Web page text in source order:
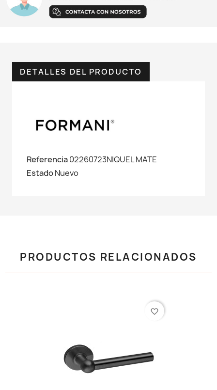
DETALLES DEL PRODUCTO
Referencia02260723NIQUEL MATE
EstadoNuevo
PRODUCTOS RELACIONADOS
favorite_border